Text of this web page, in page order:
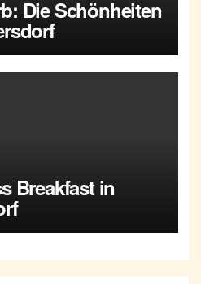
Die Schönheiten
Breakfast in